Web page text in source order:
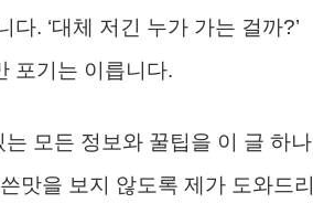
. ‘대체 저긴 누가 가는 걸까?’
포기는 이릅니다.
모든 정보와 꿀팁을 이 글 하나
맛을 보지 않도록 제가 도와드리